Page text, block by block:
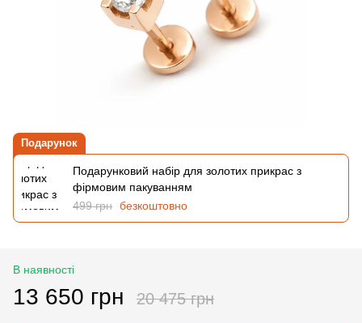
Подарунок
Подарунковий набір для золотих прикрас з
фірмовим пакуванням
499 грн безкоштовно
В наявності
13 650 грн 20 475 грн